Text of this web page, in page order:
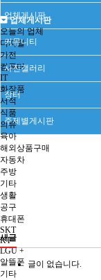
업체게시판
오늘의 업체
디지털
가전
컴퓨터
IT
화장품
서적
식품
의류
육아
해외상품구매
자동차
주방
기타
생활
공구
휴대폰
SKT
KT
LGU +
알뜰폰
기타
업체게시판
커뮤니티
사진갤러리
장터
주제별게시판
새글
글이 없습니다.